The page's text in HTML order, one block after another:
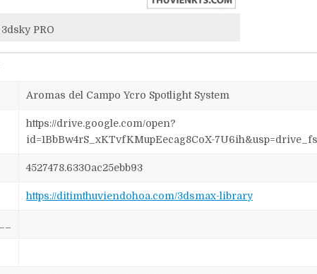
3dsky PRO
Aromas del Campo Ycro Spotlight System
https://drive.google.com/open?
id=1BbBw4rS_xKTvfKMupEecag8CoX-7U6ih&usp=drive_fs
4527478.6330ac25ebb93
https://ditimthuviendohoa.com/3dsmax-library